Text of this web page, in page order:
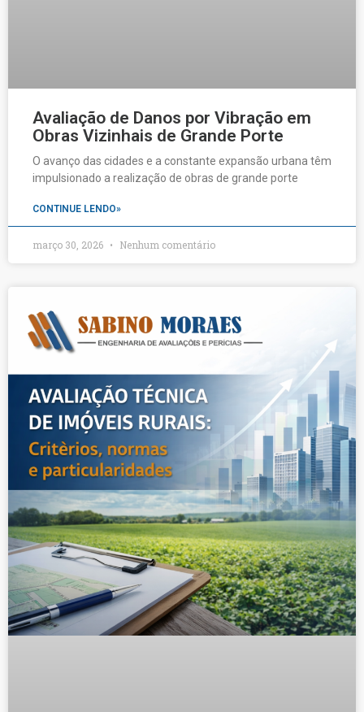
Avaliação de Danos por Vibração em
Obras Vizinhais de Grande Porte
O avanço das cidades e a constante expansão urbana têm
impulsionado a realização de obras de grande porte
CONTINUE LENDO»
março 30, 2026 Nenhum comentário